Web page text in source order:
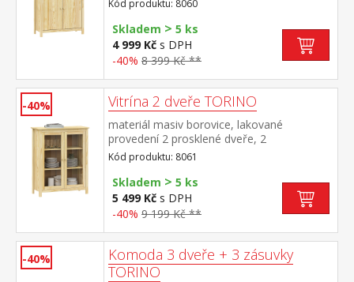
uvedeny v návodu k montáži
Kód produktu: 8060
Skladem > 5 ks
4 999 Kč s DPH
-40% 8 399 Kč **
-40% Vitrína 2 dveře TORINO
materiál masiv borovice, lakované
provedení 2 prosklené dveře, 2
police maximální nosnosti uvedeny v
návodu k montáži
Kód produktu: 8061
Skladem > 5 ks
5 499 Kč s DPH
-40% 9 199 Kč **
-40%
Komoda 3 dveře + 3 zásuvky
TORINO